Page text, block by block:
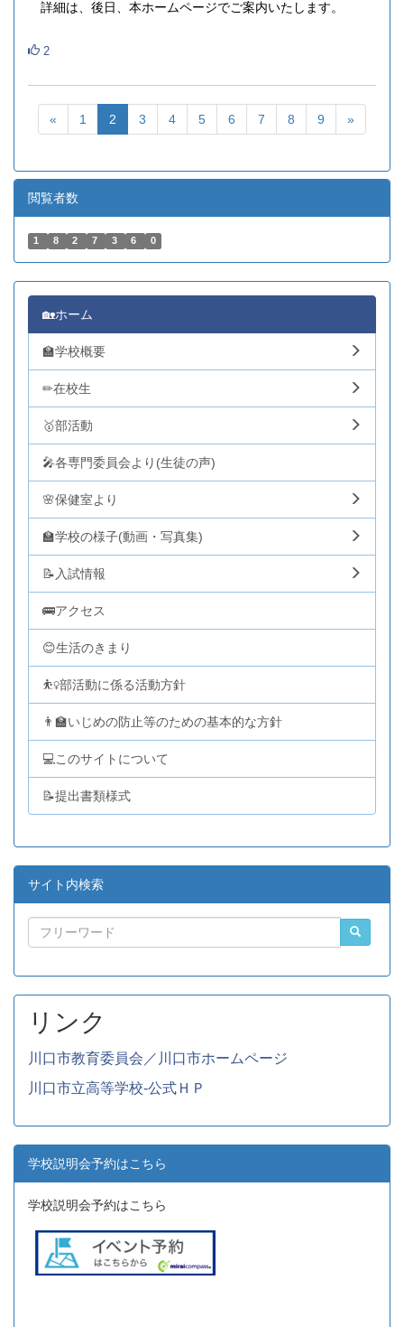
詳細は、後日、本ホームページでご案内いたします。
2
« 1 2 3 4 5 6 7 8 9 »
閲覧者数
1 8 2 7 3 6 0
🏡ホーム
🏫学校概要
✏在校生
🥇部活動
🎤各専門委員会より(生徒の声)
🌸保健室より
🏫学校の様子(動画・写真集)
📝入試情報
🚌アクセス
😊生活のきまり
⛹️‍♀️部活動に係る活動方針
👨‍🏫いじめの防止等のための基本的な方針
💻このサイトについて
📝提出書類様式
サイト内検索
リンク
川口市教育委員会／川口市ホームページ
川口市立高等学校-公式ＨＰ
学校説明会予約はこちら
学校説明会予約はこちら